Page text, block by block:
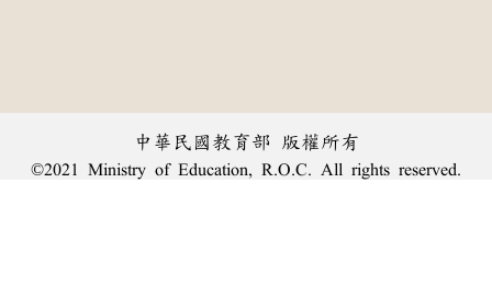
中華民國教育部 版權所有
©2021 Ministry of Education, R.O.C. All rights reserved.